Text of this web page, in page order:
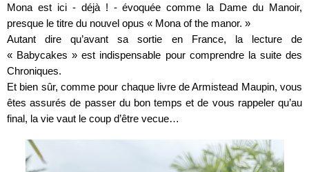
Mona est ici - déjà ! - évoquée comme la Dame du Manoir,
presque le titre du nouvel opus « Mona of the manor. »
Autant dire qu’avant sa sortie en France, la lecture de
« Babycakes » est indispensable pour comprendre la suite des
Chroniques.
Et bien sûr, comme pour chaque livre de Armistead Maupin, vous
êtes assurés de passer du bon temps et de vous rappeler qu’au
final, la vie vaut le coup d’être vecue…